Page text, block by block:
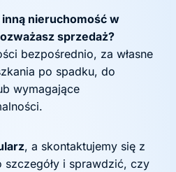
nieruchomość w
sprzedaż?
bezpośrednio, za własne
po spadku, do
wymagające
, a skontaktujemy się z
i sprawdzić, czy